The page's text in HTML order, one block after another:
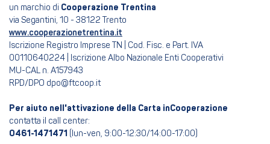
un marchio di Cooperazione Trentina
via Segantini, 10 - 38122 Trento
www.cooperazionetrentina.it
Iscrizione Registro Imprese TN | Cod. Fisc. e Part. IVA
00110640224 | Iscrizione Albo Nazionale Enti Cooperativi
MU-CAL n. A157943
RPD/DPO dpo@ftcoop.it
Per aiuto nell'attivazione della Carta inCooperazione
contatta il call center:
0461-1471471 (lun-ven, 9:00-12:30/14:00-17:00)